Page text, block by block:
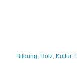
Bildung, Holz, Kultur,